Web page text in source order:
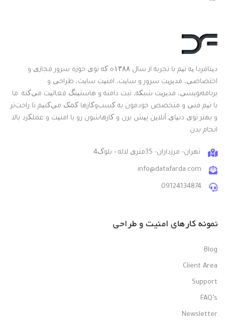
دیتافردا یه تیم با تجربه از سال ۱۳۸۸ه که توی حوزه سرور مجازی و
اختصاصی، مدیریت سرور و سایت، امنیت سایت، طراحی و
برنامه‌نویسی، مدیریت شبکه، ثبت دامنه و هاستینگ فعالیت می‌کنه. ما
با تیم فنی و متخصص خودمون به کسب‌وکارها کمک می‌کنیم تا راحت‌تر
و بهتر توی دنیای آنلاین پیش برن و کارهاشون رو با امنیت و عملکرد بالا
انجام بدن.
تهران- مرزداران- 35متری لاله - بلوک4
info@datafarda.com
09124134874
نمونه کارهای امنیت و طراحی
Blog
Client Area
Support
FAQ’s
Newsletter